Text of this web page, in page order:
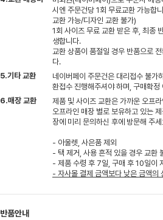
시엔 주문건당 1회 무료교환 가능합
교환 가능/디자인 교환 불가)
1회 사이즈 무료 교환 받은 후, 최종
생합니다.
교환 상품이 품절일 경우 반품으로
다.
5.기타 교환
네이버페이 주문건은 대리접수 불가
환접수 진행해주셔야 하며, 구매확
6.매장 교환
제품 및 사이즈 교환은 가까운 오프
오프라인 매장 별로 보유하고 있는
장에 미리 문의하신 후에 방문해 주
- 아울렛, 사은품 제외
- 택 제거, 사용 흔적 있을 경우 교환
- 제품 수령 후 7일, 구매 후 10일이
- 자사몰 결제 금액보다 낮은 금액의
반품안내